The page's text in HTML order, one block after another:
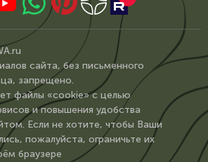
сайта, без письменного
запрещено.
файлы «cookie» с целью
и повышения удобства
Если не хотите, чтобы Ваши
пожалуйста, ограничьте их
браузере